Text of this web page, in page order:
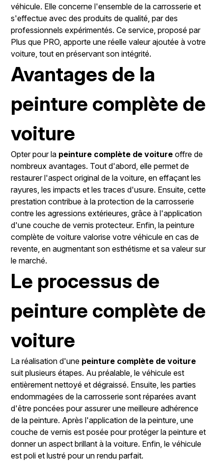
véhicule. Elle concerne l'ensemble de la carrosserie et
s'effectue avec des produits de qualité, par des
professionnels expérimentés. Ce service, proposé par
Plus que PRO, apporte une réelle valeur ajoutée à votre
voiture, tout en préservant son intégrité.
Avantages de la
peinture complète de
voiture
Opter pour la peinture complète de voiture offre de
nombreux avantages. Tout d'abord, elle permet de
restaurer l'aspect original de la voiture, en effaçant les
rayures, les impacts et les traces d'usure. Ensuite, cette
prestation contribue à la protection de la carrosserie
contre les agressions extérieures, grâce à l'application
d'une couche de vernis protecteur. Enfin, la peinture
complète de voiture valorise votre véhicule en cas de
revente, en augmentant son esthétisme et sa valeur sur
le marché.
Le processus de
peinture complète de
voiture
La réalisation d'une peinture complète de voiture
suit plusieurs étapes. Au préalable, le véhicule est
entièrement nettoyé et dégraissé. Ensuite, les parties
endommagées de la carrosserie sont réparées avant
d'être poncées pour assurer une meilleure adhérence
de la peinture. Après l'application de la peinture, une
couche de vernis est posée pour protéger la peinture et
donner un aspect brillant à la voiture. Enfin, le véhicule
est poli et lustré pour un rendu parfait.